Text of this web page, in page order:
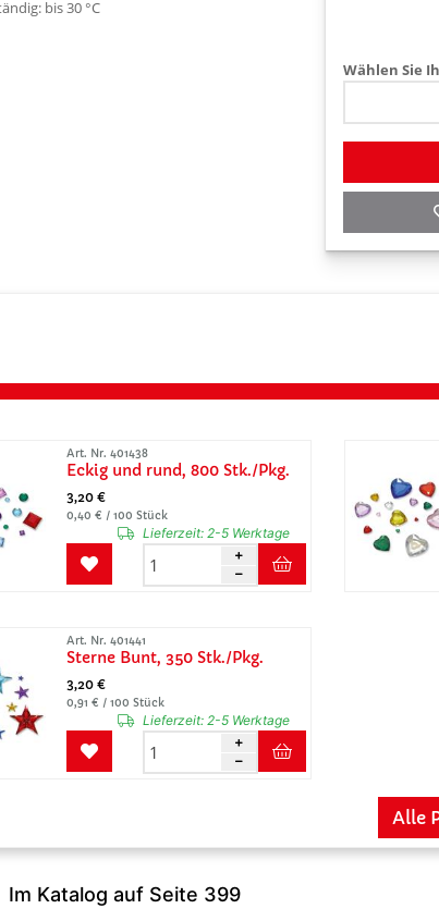
bis 30 °C
Wählen Sie
Art. Nr. 401438
Eckig und rund, 800 Stk./Pkg.
3,20 €
0,40 € / 100 Stück
Lieferzeit: 2-5 Werktage
Art. Nr. 401441
Sterne Bunt, 350 Stk./Pkg.
3,20 €
0,91 € / 100 Stück
Lieferzeit: 2-5 Werktage
Alle
Im Katalog auf Seite 399